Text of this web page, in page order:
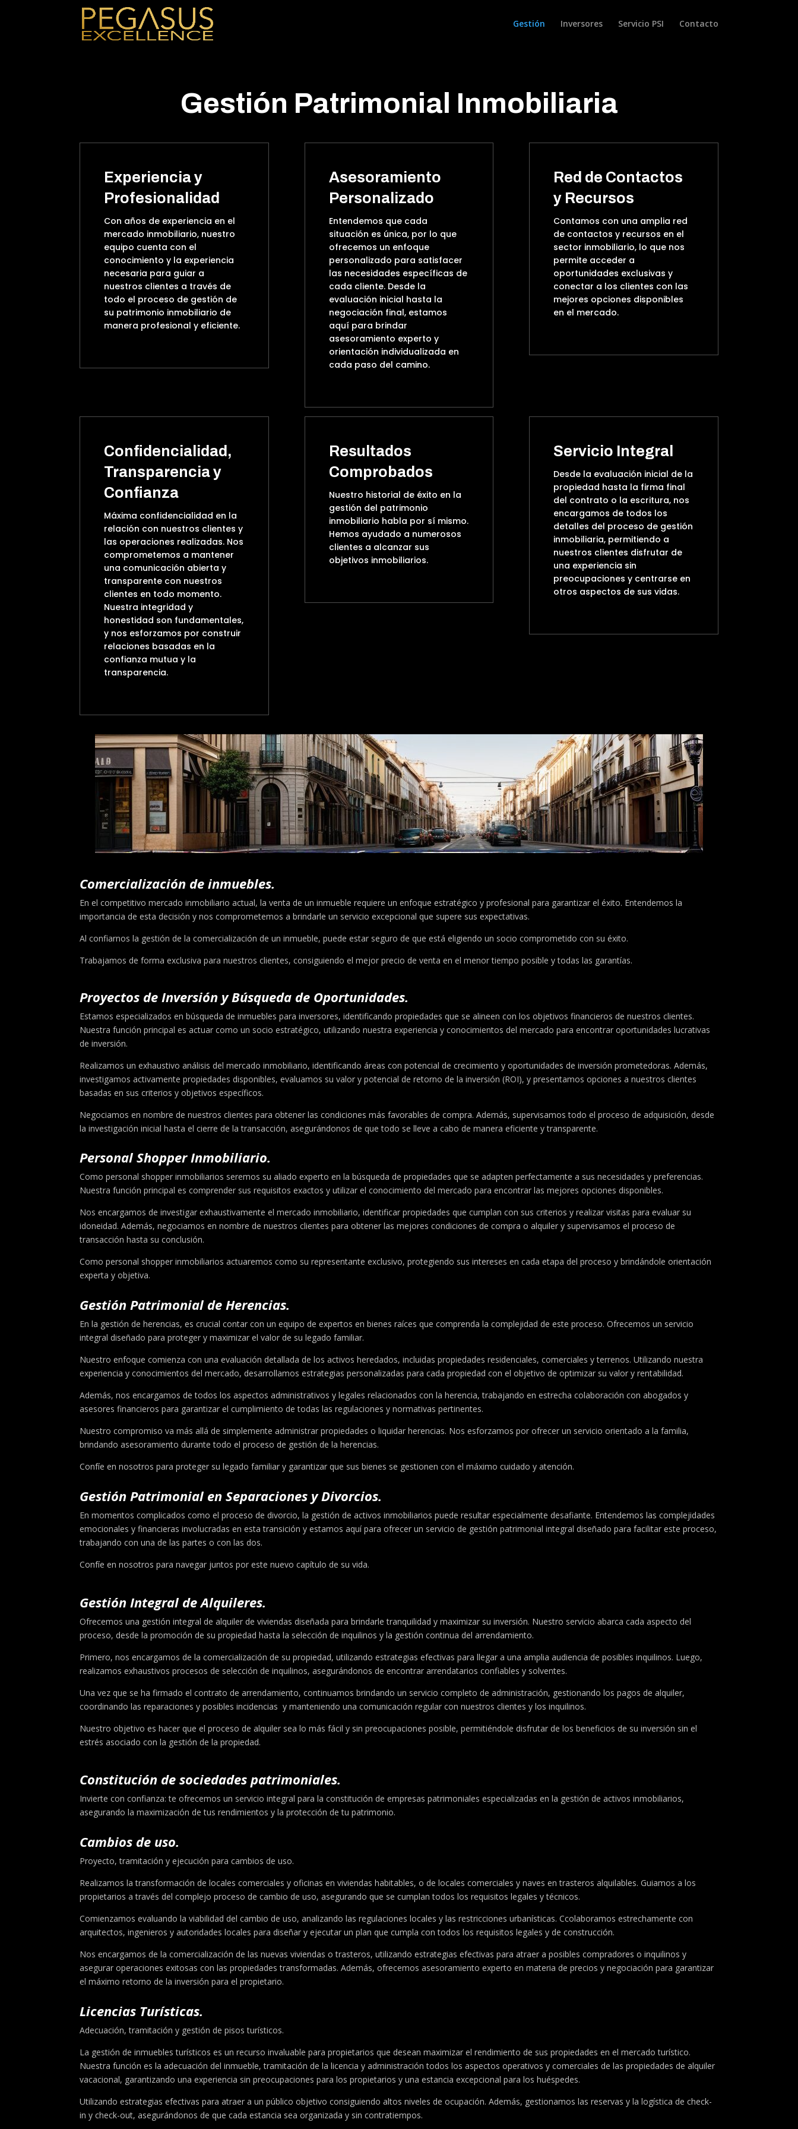
Gestión Inversores Servicio PSI Contacto
Gestión Patrimonial Inmobiliaria
Experiencia y
Profesionalidad
Con años de experiencia en el
mercado inmobiliario, nuestro
equipo cuenta con el
conocimiento y la experiencia
necesaria para guiar a
nuestros clientes a través de
todo el proceso de gestión de
su patrimonio inmobiliario de
manera profesional y eficiente.
Asesoramiento
Personalizado
Entendemos que cada
situación es única, por lo que
ofrecemos un enfoque
personalizado para satisfacer
las necesidades específicas de
cada cliente. Desde la
evaluación inicial hasta la
negociación final, estamos
aquí para brindar
asesoramiento experto y
orientación individualizada en
cada paso del camino.
Red de Contactos
y Recursos
Contamos con una amplia red
de contactos y recursos en el
sector inmobiliario, lo que nos
permite acceder a
oportunidades exclusivas y
conectar a los clientes con las
mejores opciones disponibles
en el mercado.
Confidencialidad,
Transparencia y
Confianza
Máxima confidencialidad en la
relación con nuestros clientes y
las operaciones realizadas. Nos
comprometemos a mantener
una comunicación abierta y
transparente con nuestros
clientes en todo momento.
Nuestra integridad y
honestidad son fundamentales,
y nos esforzamos por construir
relaciones basadas en la
confianza mutua y la
transparencia.
Resultados
Comprobados
Nuestro historial de éxito en la
gestión del patrimonio
inmobiliario habla por sí mismo.
Hemos ayudado a numerosos
clientes a alcanzar sus
objetivos inmobiliarios.
Servicio Integral
Desde la evaluación inicial de la
propiedad hasta la firma final
del contrato o la escritura, nos
encargamos de todos los
detalles del proceso de gestión
inmobiliaria, permitiendo a
nuestros clientes disfrutar de
una experiencia sin
preocupaciones y centrarse en
otros aspectos de sus vidas.
Comercialización de inmuebles.
En el competitivo mercado inmobiliario actual, la venta de un inmueble requiere un enfoque estratégico y profesional para garantizar el éxito. Entendemos la
importancia de esta decisión y nos comprometemos a brindarle un servicio excepcional que supere sus expectativas.
Al confiarnos la gestión de la comercialización de un inmueble, puede estar seguro de que está eligiendo un socio comprometido con su éxito.
Trabajamos de forma exclusiva para nuestros clientes, consiguiendo el mejor precio de venta en el menor tiempo posible y todas las garantías.
Proyectos de Inversión y Búsqueda de Oportunidades.
Estamos especializados en búsqueda de inmuebles para inversores, identificando propiedades que se alineen con los objetivos financieros de nuestros clientes.
Nuestra función principal es actuar como un socio estratégico, utilizando nuestra experiencia y conocimientos del mercado para encontrar oportunidades lucrativas
de inversión.
Realizamos un exhaustivo análisis del mercado inmobiliario, identificando áreas con potencial de crecimiento y oportunidades de inversión prometedoras. Además,
investigamos activamente propiedades disponibles, evaluamos su valor y potencial de retorno de la inversión (ROI), y presentamos opciones a nuestros clientes
basadas en sus criterios y objetivos específicos.
Negociamos en nombre de nuestros clientes para obtener las condiciones más favorables de compra. Además, supervisamos todo el proceso de adquisición, desde
la investigación inicial hasta el cierre de la transacción, asegurándonos de que todo se lleve a cabo de manera eficiente y transparente.
Personal Shopper Inmobiliario.
Como personal shopper inmobiliarios seremos su aliado experto en la búsqueda de propiedades que se adapten perfectamente a sus necesidades y preferencias.
Nuestra función principal es comprender sus requisitos exactos y utilizar el conocimiento del mercado para encontrar las mejores opciones disponibles.
Nos encargamos de investigar exhaustivamente el mercado inmobiliario, identificar propiedades que cumplan con sus criterios y realizar visitas para evaluar su
idoneidad. Además, negociamos en nombre de nuestros clientes para obtener las mejores condiciones de compra o alquiler y supervisamos el proceso de
transacción hasta su conclusión.
Como personal shopper inmobiliarios actuaremos como su representante exclusivo, protegiendo sus intereses en cada etapa del proceso y brindándole orientación
experta y objetiva.
Gestión Patrimonial de Herencias.
En la gestión de herencias, es crucial contar con un equipo de expertos en bienes raíces que comprenda la complejidad de este proceso. Ofrecemos un servicio
integral diseñado para proteger y maximizar el valor de su legado familiar.
Nuestro enfoque comienza con una evaluación detallada de los activos heredados, incluidas propiedades residenciales, comerciales y terrenos. Utilizando nuestra
experiencia y conocimientos del mercado, desarrollamos estrategias personalizadas para cada propiedad con el objetivo de optimizar su valor y rentabilidad.
Además, nos encargamos de todos los aspectos administrativos y legales relacionados con la herencia, trabajando en estrecha colaboración con abogados y
asesores financieros para garantizar el cumplimiento de todas las regulaciones y normativas pertinentes.
Nuestro compromiso va más allá de simplemente administrar propiedades o liquidar herencias. Nos esforzamos por ofrecer un servicio orientado a la familia,
brindando asesoramiento durante todo el proceso de gestión de la herencias.
Confíe en nosotros para proteger su legado familiar y garantizar que sus bienes se gestionen con el máximo cuidado y atención.
Gestión Patrimonial en Separaciones y Divorcios.
En momentos complicados como el proceso de divorcio, la gestión de activos inmobiliarios puede resultar especialmente desafiante. Entendemos las complejidades
emocionales y financieras involucradas en esta transición y estamos aquí para ofrecer un servicio de gestión patrimonial integral diseñado para facilitar este proceso,
trabajando con una de las partes o con las dos.
Confíe en nosotros para navegar juntos por este nuevo capítulo de su vida.
Gestión Integral de Alquileres.
Ofrecemos una gestión integral de alquiler de viviendas diseñada para brindarle tranquilidad y maximizar su inversión. Nuestro servicio abarca cada aspecto del
proceso, desde la promoción de su propiedad hasta la selección de inquilinos y la gestión continua del arrendamiento.
Primero, nos encargamos de la comercialización de su propiedad, utilizando estrategias efectivas para llegar a una amplia audiencia de posibles inquilinos. Luego,
realizamos exhaustivos procesos de selección de inquilinos, asegurándonos de encontrar arrendatarios confiables y solventes.
Una vez que se ha firmado el contrato de arrendamiento, continuamos brindando un servicio completo de administración, gestionando los pagos de alquiler,
coordinando las reparaciones y posibles incidencias y manteniendo una comunicación regular con nuestros clientes y los inquilinos.
Nuestro objetivo es hacer que el proceso de alquiler sea lo más fácil y sin preocupaciones posible, permitiéndole disfrutar de los beneficios de su inversión sin el
estrés asociado con la gestión de la propiedad.
Constitución de sociedades patrimoniales.
Invierte con confianza: te ofrecemos un servicio integral para la constitución de empresas patrimoniales especializadas en la gestión de activos inmobiliarios,
asegurando la maximización de tus rendimientos y la protección de tu patrimonio.
Cambios de uso.
Proyecto, tramitación y ejecución para cambios de uso.
Realizamos la transformación de locales comerciales y oficinas en viviendas habitables, o de locales comerciales y naves en trasteros alquilables. Guiamos a los
propietarios a través del complejo proceso de cambio de uso, asegurando que se cumplan todos los requisitos legales y técnicos.
Comienzamos evaluando la viabilidad del cambio de uso, analizando las regulaciones locales y las restricciones urbanísticas. Ccolaboramos estrechamente con
arquitectos, ingenieros y autoridades locales para diseñar y ejecutar un plan que cumpla con todos los requisitos legales y de construcción.
Nos encargamos de la comercialización de las nuevas viviendas o trasteros, utilizando estrategias efectivas para atraer a posibles compradores o inquilinos y
asegurar operaciones exitosas con las propiedades transformadas. Además, ofrecemos asesoramiento experto en materia de precios y negociación para garantizar
el máximo retorno de la inversión para el propietario.
Licencias Turísticas.
Adecuación, tramitación y gestión de pisos turísticos.
La gestión de inmuebles turísticos es un recurso invaluable para propietarios que desean maximizar el rendimiento de sus propiedades en el mercado turístico.
Nuestra función es la adecuación del inmueble, tramitación de la licencia y administración todos los aspectos operativos y comerciales de las propiedades de alquiler
vacacional, garantizando una experiencia sin preocupaciones para los propietarios y una estancia excepcional para los huéspedes.
Utilizando estrategias efectivas para atraer a un público objetivo consiguiendo altos niveles de ocupación. Además, gestionamos las reservas y la logística de check-
in y check-out, asegurándonos de que cada estancia sea organizada y sin contratiempos.